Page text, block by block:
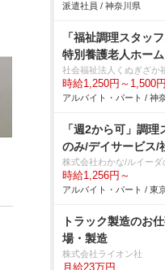
派遣社員 / 神奈川県
「福祉調理スタッ
特別養護老人ホーム
社会福祉法人くぬぎざか
時給1,250円～1,500円
アルバイト・パート / 神
「週2から可」調
のみ/デイサービス/
株式会社わかな/ルイーダ
時給1,256円～
アルバイト・パート / 東
トラック製造のお
場・製造
株式会社ライオン社
月給23万円